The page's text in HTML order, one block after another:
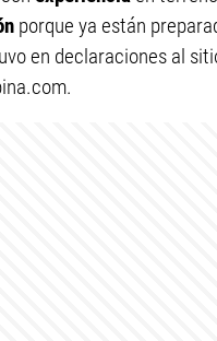
porque ya están
en declaraciones al